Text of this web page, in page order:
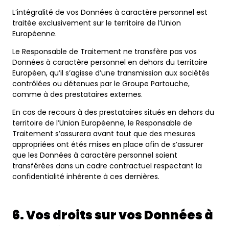
L’intégralité de vos Données à caractère personnel est
traitée exclusivement sur le territoire de l’Union
Européenne.
Le Responsable de Traitement ne transfère pas vos
Données à caractère personnel en dehors du territoire
Européen, qu’il s’agisse d’une transmission aux sociétés
contrôlées ou détenues par le Groupe Partouche,
comme à des prestataires externes.
En cas de recours à des prestataires situés en dehors du
territoire de l’Union Européenne, le Responsable de
Traitement s’assurera avant tout que des mesures
appropriées ont étés mises en place afin de s’assurer
que les Données à caractère personnel soient
transférées dans un cadre contractuel respectant la
confidentialité inhérente à ces dernières.
6. Vos droits sur vos Données à